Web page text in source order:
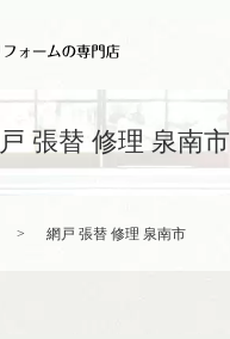
張替 修理 泉南市
網戸 張替 修理 泉南市